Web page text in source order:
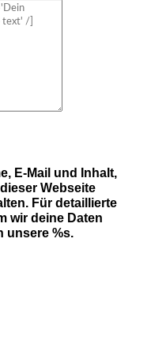
E-Mail und Inhalt,
Webseite
Für detaillierte
wir deine Daten
unsere %s.